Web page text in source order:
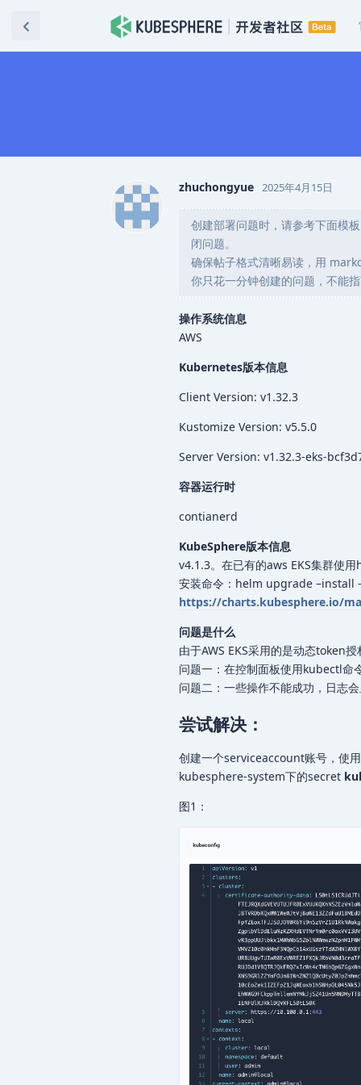
zhuchongyue 2025年4月15日
创建部署问题时，请参考下面模
闭问题。
确保帖子格式清晰易读，用
你只花一分钟创建的问题，不能
操作系统信息
AWS
Kubernetes版本信息
Client Version: v1.32.3
Kustomize Version: v5.5.0
Server Version: v1.32.3-eks-
容器运行时
contianerd
KubeSphere版本信息
v4.1.3。在已有的aws EKS集群使
安装命令：helm upgrade –install
https://charts.kubesphere.io/
问题是什么
由于AWS EKS采用的是动态token
问题一：在控制面板使用kubectl命
问题二：一些操作不能成功，日志
尝试解决：
创建一个serviceaccount账号，使
kubesphere-system下的secret
图1：